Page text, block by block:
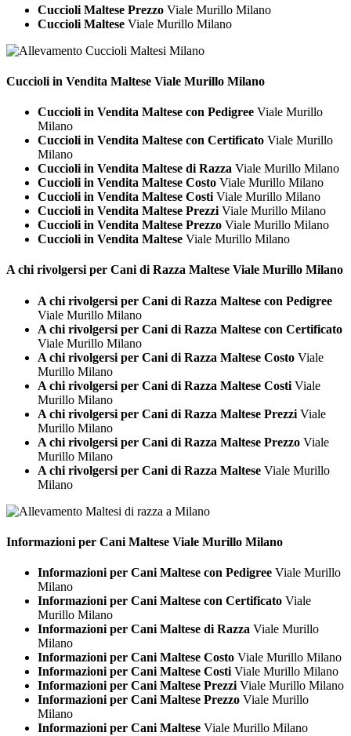
Cuccioli Maltese Prezzo Viale Murillo Milano
Cuccioli Maltese Viale Murillo Milano
Cuccioli in Vendita Maltese Viale Murillo Milano
Cuccioli in Vendita Maltese con Pedigree Viale Murillo
Milano
Cuccioli in Vendita Maltese con Certificato Viale Murillo
Milano
Cuccioli in Vendita Maltese di Razza Viale Murillo Milano
Cuccioli in Vendita Maltese Costo Viale Murillo Milano
Cuccioli in Vendita Maltese Costi Viale Murillo Milano
Cuccioli in Vendita Maltese Prezzi Viale Murillo Milano
Cuccioli in Vendita Maltese Prezzo Viale Murillo Milano
Cuccioli in Vendita Maltese Viale Murillo Milano
A chi rivolgersi per Cani di Razza Maltese Viale Murillo Milano
A chi rivolgersi per Cani di Razza Maltese con Pedigree
Viale Murillo Milano
A chi rivolgersi per Cani di Razza Maltese con Certificato
Viale Murillo Milano
A chi rivolgersi per Cani di Razza Maltese Costo Viale
Murillo Milano
A chi rivolgersi per Cani di Razza Maltese Costi Viale
Murillo Milano
A chi rivolgersi per Cani di Razza Maltese Prezzi Viale
Murillo Milano
A chi rivolgersi per Cani di Razza Maltese Prezzo Viale
Murillo Milano
A chi rivolgersi per Cani di Razza Maltese Viale Murillo
Milano
Informazioni per Cani Maltese Viale Murillo Milano
Informazioni per Cani Maltese con Pedigree Viale Murillo
Milano
Informazioni per Cani Maltese con Certificato Viale
Murillo Milano
Informazioni per Cani Maltese di Razza Viale Murillo
Milano
Informazioni per Cani Maltese Costo Viale Murillo Milano
Informazioni per Cani Maltese Costi Viale Murillo Milano
Informazioni per Cani Maltese Prezzi Viale Murillo Milano
Informazioni per Cani Maltese Prezzo Viale Murillo
Milano
Informazioni per Cani Maltese Viale Murillo Milano